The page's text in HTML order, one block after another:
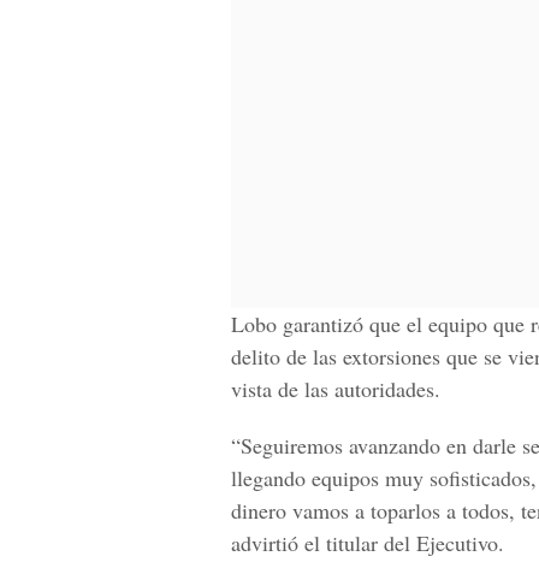
Lobo garantizó que el equipo que
delito de las extorsiones que se
vista de las autoridades.
“Seguiremos avanzando en darle
llegando equipos muy
dinero vamos a toparlos a todos,
advirtió el titular del Ejecutivo.